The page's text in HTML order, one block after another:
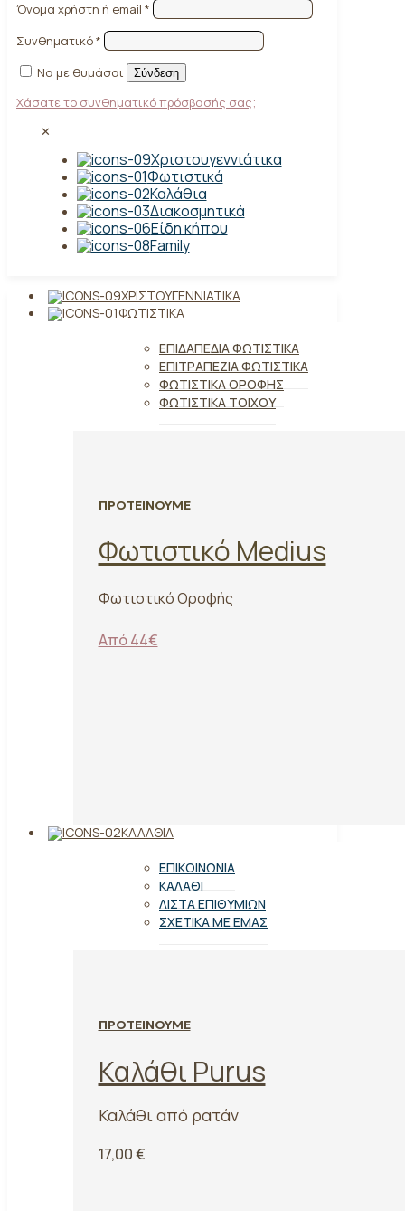
Όνομα χρήστη ή email *
Συνθηματικό*
Να με θυμάσαι
Σύνδεση
Χάσατε το συνθηματικό πρόσβασής σας;
✕
Χριστουγεννιάτικα
Φωτιστικά
Καλάθια
Διακοσμητικά
Είδη κήπου
Family
ΧΡΙΣΤΟΥΓΕΝΝΙΆΤΙΚΑ
ΦΩΤΙΣΤΙΚΆ
ΕΠΙΔΑΠΈΔΙΑ ΦΩΤΙΣΤΙΚΆ
ΕΠΙΤΡΑΠΈΖΙΑ ΦΩΤΙΣΤΙΚΆ
ΦΩΤΙΣΤΙΚΆ ΟΡΟΦΉΣ
ΦΩΤΙΣΤΙΚΆ ΤΟΊΧΟΥ
ΠΡΟΤΕΙΝΟΥΜΕ
Φωτιστικό Medius
Φωτιστικό Οροφής
Από 44€
ΚΑΛΆΘΙΑ
ΕΠΙΚΟΙΝΩΝΊΑ
ΚΑΛΆΘΙ
ΛΊΣΤΑ ΕΠΙΘΥΜΙΏΝ
ΣΧΕΤΙΚΆ ΜΕ ΕΜΆΣ
ΠΡΟΤΕΙΝΟΥΜΕ
Καλάθι Purus
Καλάθι από ρατάν
17,00 €